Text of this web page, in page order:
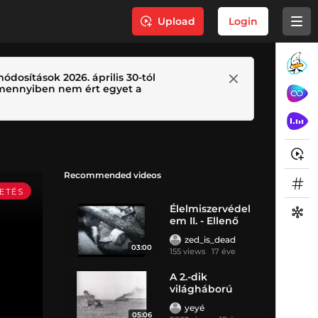
Upload Login
2026. április 30-tól
nem ért egyet a
Recommended videos
03:00
Élelmiszervédel
em II. - Ellenő
zed_is_dead
155 views 17 éve
05:06
A 2.-dik
világháború
yeyé